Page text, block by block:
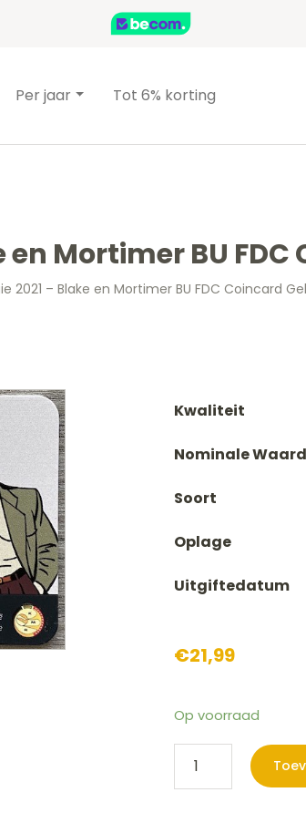
Per jaar Tot 6% korting
en Mortimer BU
2021 – Blake en Mortimer BU FDC Coincard
Kwaliteit
Nominale
Soort
Oplage
Uitgiftedatum
€21,99
Op voorraad
euro